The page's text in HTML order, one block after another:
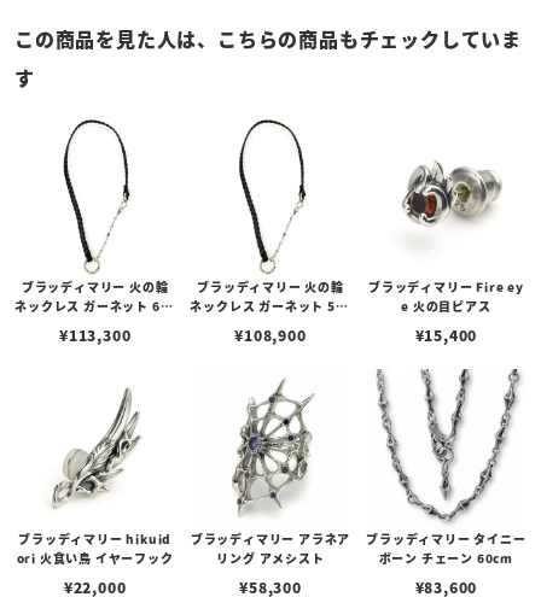
この商品を見た人は、こちらの商品もチェックしていま
す
ブラッディマリー 火の輪
ネックレス ガーネット 60c
¥113,300
ブラッディマリー 火の輪
ネックレス ガーネット 50c
¥108,900
ブラッディマリー Fire ey
e 火の目ピアス
¥15,400
ブラッディマリー hikuid
ori 火食い鳥 イヤーフック
¥22,000
ブラッディマリー アラネア
リング アメシスト
¥58,300
ブラッディマリー タイニー
ボーン チェーン 60cm
¥83,600